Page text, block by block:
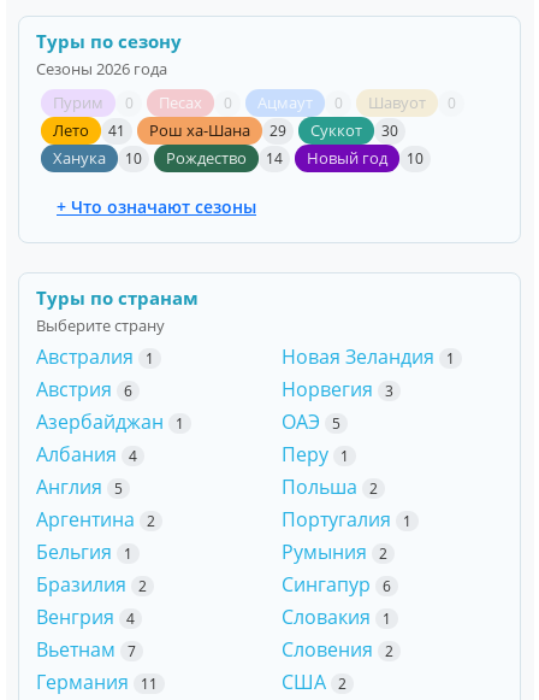
Туры по сезону
Сезоны 2026 года
Пурим
0 Песах 0 Ацмаут 0 Шавуот 0
Лето 41 Рош ха-Шана 29 Суккот 30
Ханука 10 Рождество 14 Новый год 10
+ Что означают сезоны
Туры по странам
Выберите страну
Австралия 1
Австрия 6
Азербайджан 1
Албания 4
Англия 5
Аргентина 2
Бельгия 1
Бразилия 2
Венгрия 4
Вьетнам 7
Германия 11
Новая Зеландия 1
Норвегия 3
ОАЭ 5
Перу 1
Польша 2
Португалия 1
Румыния 2
Сингапур 6
Словакия 1
Словения 2
США 2